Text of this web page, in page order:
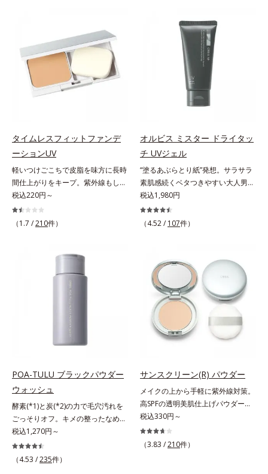
する、薬用ニキビ対策スキンケアシ
リーズです。5種の和漢植物由来成
分とコラーゲンが肌をいたわりなが
らうるおいを与え、バリア機能を維
持。ニキビができにくい肌を目指し
ます。さらにビタミンC誘導体をは
を配合。カプセルが浸透してから成
分を放出する特殊技術によって、高
い浸透力(*3)と安定性を実現。毛穴
の目立ちをしっかりケア(*4)して、
ゆらぎやすいニキビ肌を、みずみず
しい清潔な垢抜け肌(*1)へと導きま
す。たっぷりの保湿成分で低刺激。
敏感肌の方にもお使いいただけます
肌）M＝しっとりタイプ（ニキビの
できやすい肌・普通肌～乾性肌）*1
洗浄による汚れの除去*2 テトラ2-
ヘキシルデカン酸アスコルビル、天
然ビタミンE、イノシット、フィチ
ン酸、ユズセラミド、スフィンゴ糖
脂質*3 角層内*4 うるおいによりキ
メを整えて毛穴を目立たなくする*5
いうわけではありません※敏感肌対
象パッチテスト済（すべての人に皮
膚刺激がおきないというわけではあ
りません）※弱酸性（ローション・
モイスチャーのみ）アレルギーテス
ト済＝全ての方にアレルギーが起こ
らないということではありません。
ノンコメドジェニックテスト済＝す
来AHA(*2)が古い角質をやわらかく
し、手強い汚れも落としやすく。ク
イックフィット成分(*3)がほぐれた
角層の汚れを素早くなじませ、コッ
トンで除去します。話題の美容成分
CICA(*4)のほか、高浸透ビタミン
C(*5)や高浸透セラミド(*6)配合で肌
の水分量アップ。洗顔後の肌に使う
らずのまっさら肌へ。メイクのり
(*7)もよくなります。さわやかさ広
がるシトラスハーバルの香り。*1
乾燥による*2 クエン酸配合＝角層
柔軟成分*3 イソペンチルジオール
配合＝保湿成分*4 ツボクサ葉エキ
ス配合＝保湿成分*5 パルミチン酸
アスコルビルリン酸3Na配合＝保湿
汚れを落とすことによる
タイムレスフィットファンデ
ーションUV
軽いつけごこちで皮脂を味方に長時
間仕上がりをキープ。紫外線もしっ
かりカットするファンデーション。
皮脂を味方に軽やかな仕上がりが続
く、UVカットパウダーファンデー
キープする(*2)2種の粉体で、ヨ
レ・テカリをブロック。素肌にピタ
ッと密着する設計で、くずれにくい
サラサラ肌をキープします。さらに
くすみ補正パウダー(*3)配合で、皮
脂や汗に濡れてもくすみにくく。2
種のパウダー(*4)がベールをまとう
ように肌のノイズをふわっとカバー
じさせない、軽やかな美肌に整えま
す。SPF30・PA+++で日中の紫外線
もしっかりカットします。※外観色
や肌に塗布した直後の色が濃く見え
ますが、肌になじんだ後の色みは他
のファンデーションと同等です。*1
炭酸Ca配合＝化粧持ち向上粉体*2
（HDI/トリメチロールヘキシルラク
税込220円～
（1.7 /210件）
オルビス ミスター ドライタッ
チ UVジェル
“塗るあぶらとり紙”発想。サラサラ
素肌感続くベタつきやすい大人男性
肌のための日焼け止めジェル。メン
ズブランド「オルビス ミスター」
の日焼け止めです。SPF50+・
ジングは不要。通勤にも長時間のレ
ジャーにも、毎日手軽にお使いいた
だけます。高いUVカット力を持つ
アイテムは本来多くのオイルが必要
ですが、オルビス ミスターは少な
いオイル(*1)でも多くのUVカット成
分を抱え込む技術を採用しました。
用感で、塗ることでスキンケア後の
男性の悩み、シミ(*3)とテカリ(*4)
の両方に応えるアイテムです。*1
自社比較*2 アクリレーツコポリマ
ー配合＝化粧持ち向上成分*3 日焼
けによるシミ予防*4 皮脂吸着によ
税込1,980円
（4.52 / 107件）
POA-TULU ブラックパウダー
ウォッシュ
酵素(*1)と炭(*2)の力で毛穴汚れを
ごっそりオフ。キメの整ったなめら
か肌へ。酵素(*1)と炭(*2)の力で毛
穴汚れをしっかり落とす、パウダー
タイプの酵素洗顔料です。皮脂やた
税込1,270円～
（4.53 /235件）
サンスクリーン(R) パウダー
メイクの上から手軽に紫外線対策。
高SPFの透明美肌仕上げパウダー。
メイクの上から手を汚さずに紫外線
対策ができるUVカットパウダーで
す。“素肌のようななめらかな軽
税込330円～
（3.83 /210件）